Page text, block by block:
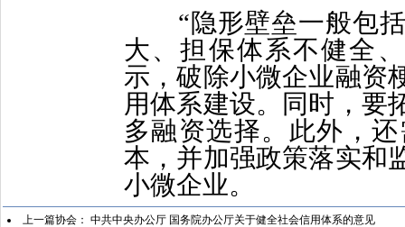
“隐形壁垒一般包括
大、担保体系不健全
示，破除小微企业融资
用体系建设。同时，要
多融资选择。此外，
本，并加强政策落实和
小微企业。
上一篇协会： 中共中央办公厅 国务院办公厅关于健全社会信用体系的意见